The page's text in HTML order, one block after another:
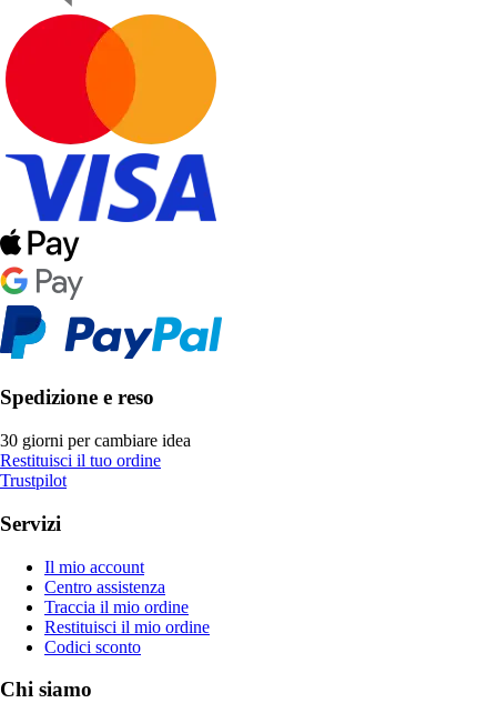
Spedizione e reso
30 giorni per cambiare idea
Restituisci il tuo ordine
Trustpilot
Servizi
Il mio account
Centro assistenza
Traccia il mio ordine
Restituisci il mio ordine
Codici sconto
Chi siamo